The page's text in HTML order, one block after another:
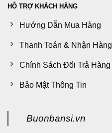
HỖ TRỢ KHÁCH HÀNG
Hướng Dẫn Mua Hàng
Thanh Toán & Nhận Hàng
Chính Sách Đổi Trả Hàng
Bảo Mật Thông Tin
Buonbansi.vn